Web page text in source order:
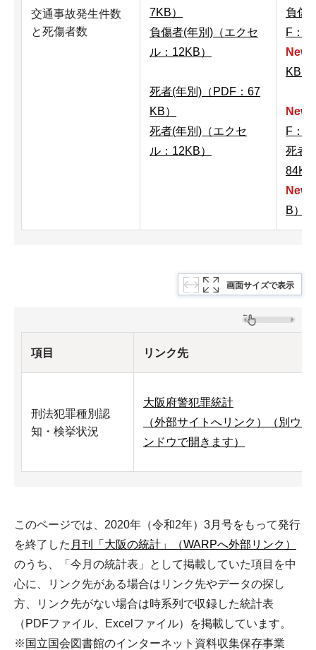
交通事故発生件数
と死傷者数
7KB）
負傷者(年別)（エクセ
ル：12KB）
死者(年別)（PDF：67
KB）
死者(年別)（エクセ
ル：12KB）
負傷
F：
New!
KB）
New!
F：
死者(
84KB
New!
B）
画面サイズで表示
項目 リンク先
刑法犯罪種別認
知・検挙状況
大阪府警犯罪統計
（外部サイトへリンク）（別ウィ
ンドウで開きます）
このページでは、2020年（令和2年）3月号をもって発行
を終了した 月刊「大阪の統計」（WARPへ外部リンク）
のうち、「今月の統計表」として掲載していた項目を中
心に、リンク先がある場合はリンク先やデータの探し
方、リンク先がない場合は時系列で収録した統計表
（PDFファイル、Excelファイル）を掲載しています。
※国立国会図書館のインターネット資料収集保存事業